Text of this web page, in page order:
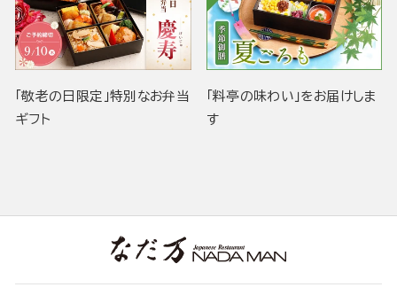
「敬老の日限定」特別なお弁当
ギフト
「料亭の味わい」をお届けしま
す